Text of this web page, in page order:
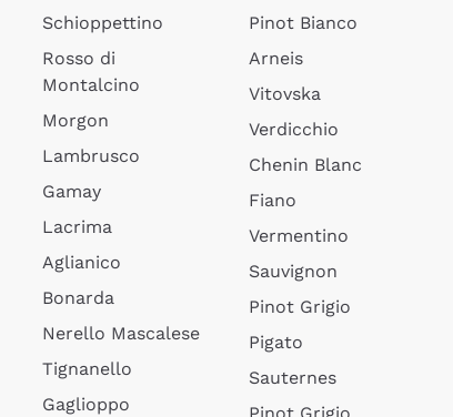
Schioppettino
Rosso di
Montalcino
Morgon
Lambrusco
Gamay
Lacrima
Aglianico
Bonarda
Nerello Mascalese
Tignanello
Gaglioppo
Pinot Bianco
Arneis
Vitovska
Verdicchio
Chenin Blanc
Fiano
Vermentino
Sauvignon
Pinot Grigio
Pigato
Sauternes